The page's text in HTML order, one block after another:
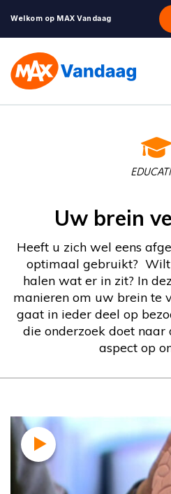
Welkom op MAX Vandaag
Uw brein
Heeft u zich wel eens
optimaal gebruikt?
halen wat er in zit? In
manieren om uw brein te
gaat in ieder deel op
die onderzoek doet naar
aspect op